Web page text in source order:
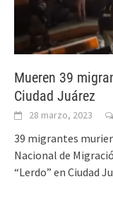
Mueren 39
Ciudad Juárez
28 marzo, 2023
39 migrantes
Nacional de
“Lerdo” en Ciudad